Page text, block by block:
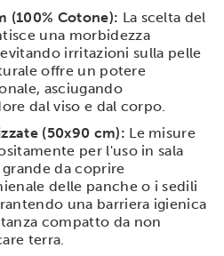
(100% Cotone): La scelta del
una morbidezza
irritazioni sulla pelle
offre un potere
asciugando
dal viso e dal corpo.
(50x90 cm): Le misure
per l'uso in sala
grande da coprire
delle panche o i sedili
una barriera igienica
compatto da non
terra.